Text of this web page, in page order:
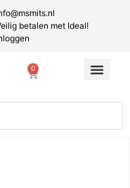
betalen met Ideal!
0